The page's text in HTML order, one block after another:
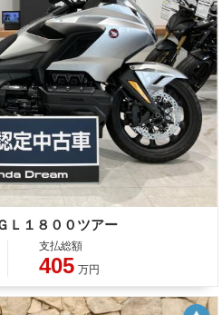
Ｌ１８００ツアー
支払総額
405 万円